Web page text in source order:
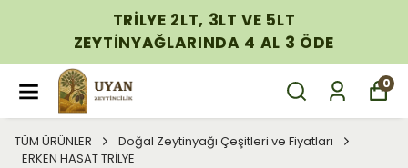
TRİLYE 2LT, 3LT VE 5LT
ZEYTİNYAĞLARINDA 4 AL 3 ÖDE
0
TÜM ÜRÜNLER
Doğal Zeytinyağı Çeşitleri ve Fiyatları
ERKEN HASAT TRİLYE